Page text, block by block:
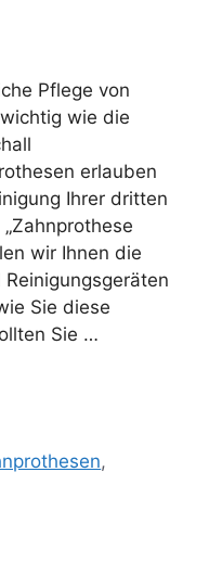
Pflege von
wie die
erlauben
Ihrer dritten
wir Ihnen die
Sie diese
Sie …
,